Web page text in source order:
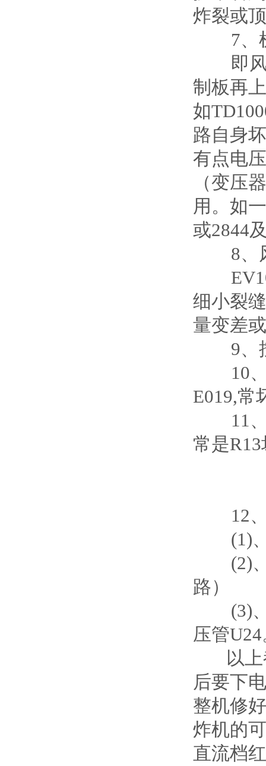
炸裂或
7、机
即风
制板再
如
路自身
有点电
（变压
用。如
或2844
8、风
细小裂
量变差
9、按
10、
E019,常
11、
常是
12、
(1)、
(2)、
路）
(3)、
压管
以上都
后要下
整机修
炸机的
直流档